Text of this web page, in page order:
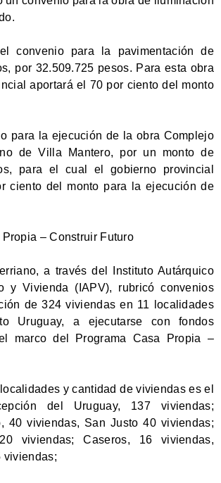
convenio para la pavimentación de
por 32.509.725 pesos. Para esta obra
aportará el 70 por ciento del monto
para la ejecución de la obra Complejo
de Villa Mantero, por un monto de
para el cual el gobierno provincial
ciento del monto para la ejecución de
– Construir Futuro
a través del Instituto Autárquico
y Vivienda (IAPV), rubricó convenios
de 324 viviendas en 11 localidades
Uruguay, a ejecutarse con fondos
marco del Programa Casa Propia –
y cantidad de viviendas es el
del Uruguay, 137 viviendas;
40 viviendas, San Justo 40 viviendas;
viviendas; Caseros, 16 viviendas,
viviendas;